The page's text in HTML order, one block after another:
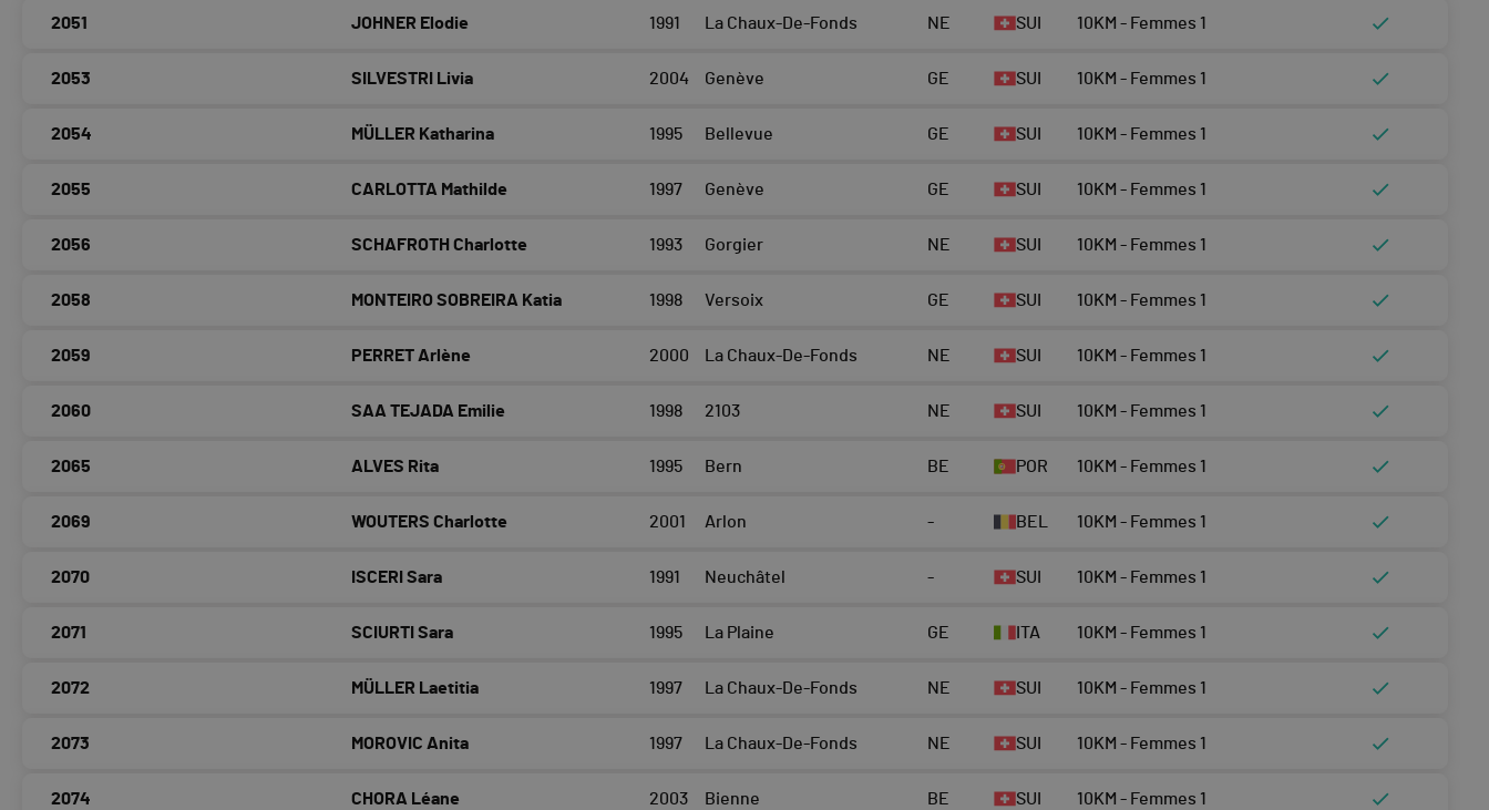
2051 JOHNER Elodie 1991 La Chaux-De-Fonds NE SUI 10KM - Femmes 1
2053 SILVESTRI Livia 2004 Genève GE SUI 10KM - Femmes 1
2054 MÜLLER Katharina 1995 Bellevue GE SUI 10KM - Femmes 1
2055 CARLOTTA Mathilde 1997 Genève GE SUI 10KM - Femmes 1
2056 SCHAFROTH Charlotte 1993 Gorgier NE SUI 10KM - Femmes 1
2058 MONTEIRO SOBREIRA Katia 1998 Versoix GE SUI 10KM - Femmes 1
2059 PERRET Arlène 2000 La Chaux-De-Fonds NE SUI 10KM - Femmes 1
2060 SAA TEJADA Emilie 1998 2103 NE SUI 10KM - Femmes 1
2065 ALVES Rita 1995 Bern BE POR 10KM - Femmes 1
2069 WOUTERS Charlotte 2001 Arlon - BEL 10KM - Femmes 1
2070 ISCERI Sara 1991 Neuchâtel - SUI 10KM - Femmes 1
2071 SCIURTI Sara 1995 La Plaine GE ITA 10KM - Femmes 1
2072 MÜLLER Laetitia 1997 La Chaux-De-Fonds NE SUI 10KM - Femmes 1
2073 MOROVIC Anita 1997 La Chaux-De-Fonds NE SUI 10KM - Femmes 1
2074 CHORA Léane 2003 Bienne BE SUI 10KM - Femmes 1